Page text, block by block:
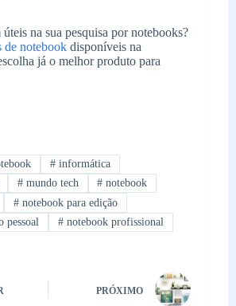
na sua pesquisa por notebooks?
de notebook disponíveis na
já o melhor produto para
#informática
#mundo tech # notebook
#notebook para edição
pessoal #notebook profissional
PRÓXIMO